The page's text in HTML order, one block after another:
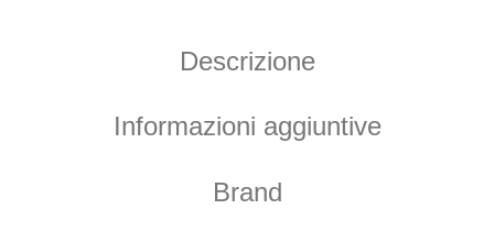
Descrizione
Informazioni aggiuntive
Brand